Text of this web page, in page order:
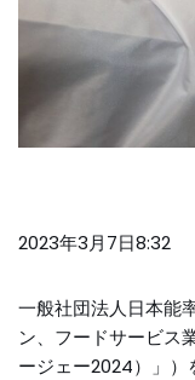
2023年3月7日8:32
一般社団法人日本能
ン、フードサービス
ージェー2024）」）